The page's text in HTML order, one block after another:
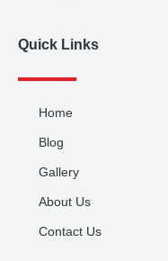
Quick Links
Home
Blog
Gallery
About Us
Contact Us